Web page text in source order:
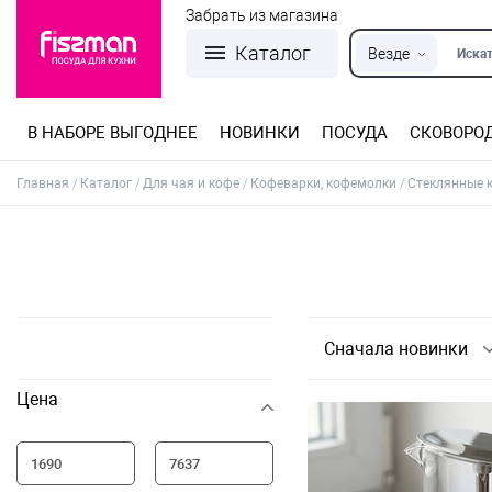
Каталог Везде
Забрать из магазина
В НАБОРЕ ВЫГОДНЕЕ НОВИНКИ ПОСУДА
Главная Каталог Для чая и кофе Кофеварки, кофемолки Стеклянные
Цена
Сначала новинки